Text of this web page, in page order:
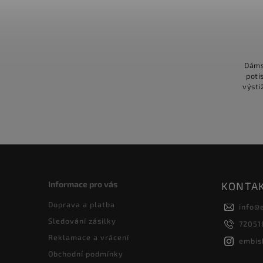
Informace pro vás
Doprava a platba
Sledování zásilky
Reklamace a vrácení
Obchodní podmínky
info@